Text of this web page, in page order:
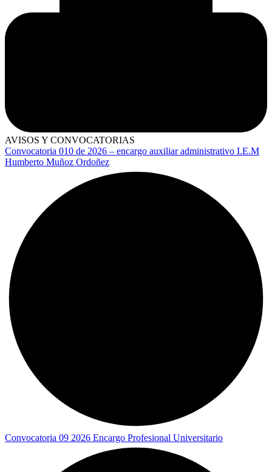
AVISOS Y CONVOCATORIAS
Convocatoria 010 de 2026 – encargo auxiliar administrativo I.E.M
Humberto Muñoz Ordoñez
Convocatoria 09 2026 Encargo Profesional Universitario